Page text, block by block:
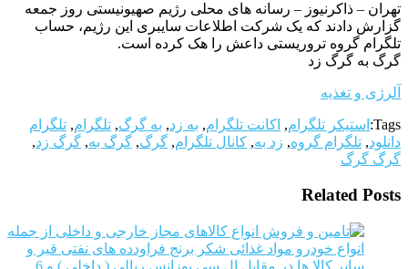
تهران – ذاکرنیوز – رسانه های محلی رژیم صهیونیستی روز جمعه
گزارش دادند که یک شرکت اطلاعات سایبری این رژیم، حساب
تلگرام گروه تروریستی داعش را هک کرده است.
گرگ به گرگ زد
آلرژی و تغذیه
Tags: استیکر تلگرام, اکانت تلگرام, به زد, به گرگ, تلگرام, تلگرام
دانلود, تلگرام گروه, زد به, کانال تلگرام, گرگ, گرگ به, گرگ زد,
گرگ گرگ
Related Posts